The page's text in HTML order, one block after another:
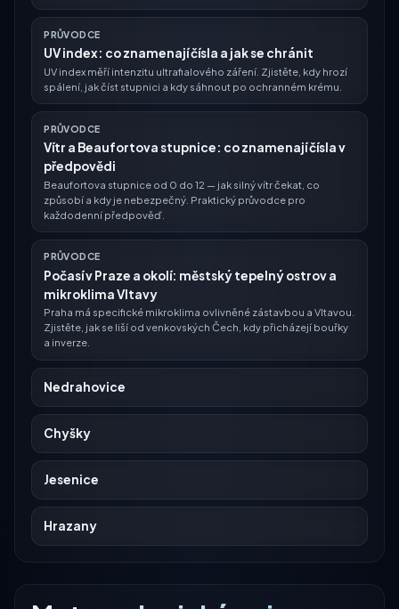
PRŮVODCE
UV index: co znamenají čísla a jak se chránit
UV index měří intenzitu ultrafialového záření. Zjistěte, kdy hrozí
spálení, jak číst stupnici a kdy sáhnout po ochranném krému.
PRŮVODCE
Vítr a Beaufortova stupnice: co znamenají čísla v
předpovědi
Beaufortova stupnice od 0 do 12 — jak silný vítr čekat, co
způsobí a kdy je nebezpečný. Praktický průvodce pro
každodenní předpověď.
PRŮVODCE
Počasí v Praze a okolí: městský tepelný ostrov a
mikroklima Vltavy
Praha má specifické mikroklima ovlivněné zástavbou a Vltavou.
Zjistěte, jak se liší od venkovských Čech, kdy přicházejí bouřky
a inverze.
Nedrahovice
Chyšky
Jesenice
Hrazany